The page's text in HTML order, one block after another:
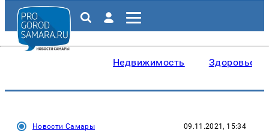
Недвижимость Здоровье
Новости Самары 09.11.2021, 15:34